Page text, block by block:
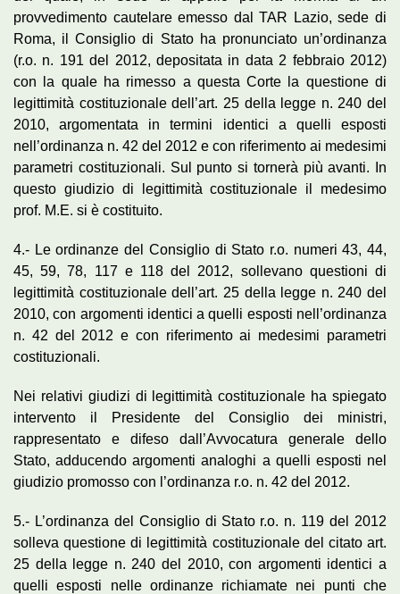
provvedimento cautelare emesso dal TAR Lazio, sede di
Roma, il Consiglio di Stato ha pronunciato un’ordinanza
(r.o. n. 191 del 2012, depositata in data 2 febbraio 2012)
con la quale ha rimesso a questa Corte la questione di
legittimità costituzionale dell’art. 25 della legge n. 240 del
2010, argomentata in termini identici a quelli esposti
nell’ordinanza n. 42 del 2012 e con riferimento ai medesimi
parametri costituzionali. Sul punto si tornerà più avanti. In
questo giudizio di legittimità costituzionale il medesimo
prof. M.E. si è costituito.
4.- Le ordinanze del Consiglio di Stato r.o. numeri 43, 44,
45, 59, 78, 117 e 118 del 2012, sollevano questioni di
legittimità costituzionale dell’art. 25 della legge n. 240 del
2010, con argomenti identici a quelli esposti nell’ordinanza
n. 42 del 2012 e con riferimento ai medesimi parametri
costituzionali.
Nei relativi giudizi di legittimità costituzionale ha spiegato
intervento il Presidente del Consiglio dei ministri,
rappresentato e difeso dall’Avvocatura generale dello
Stato, adducendo argomenti analoghi a quelli esposti nel
giudizio promosso con l’ordinanza r.o. n. 42 del 2012.
5.- L’ordinanza del Consiglio di Stato r.o. n. 119 del 2012
solleva questione di legittimità costituzionale del citato art.
25 della legge n. 240 del 2010, con argomenti identici a
quelli esposti nelle ordinanze richiamate nei punti che